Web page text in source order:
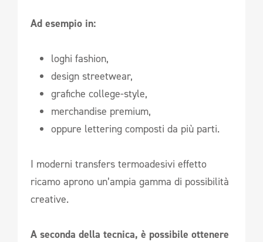
Ad esempio in:
loghi fashion,
design streetwear,
grafiche college-style,
merchandise premium,
oppure lettering composti da più parti.
I moderni transfers termoadesivi effetto
ricamo aprono un’ampia gamma di possibilità
creative.
A seconda della tecnica, è possibile ottenere